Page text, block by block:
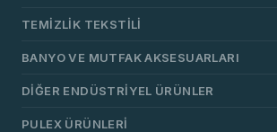
TEMIZLIK TEKSTILI
BANYO VE MUTFAK AKSESUARLARI
DIĞER ENDÜSTRIYEL ÜRÜNLER
PULEX ÜRÜNLERI